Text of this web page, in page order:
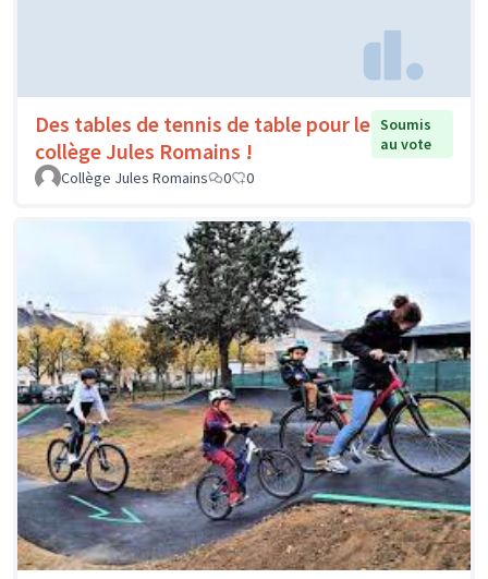
Des tables de tennis de table pour le
collège Jules Romains !
Soumis
au vote
Collège Jules Romains
0 0